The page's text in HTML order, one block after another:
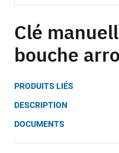
to
the
beginning
of
images
gallery
Clé
bouche
PRODUITS LIÉS
DESCRIPTION
DOCUMENTS